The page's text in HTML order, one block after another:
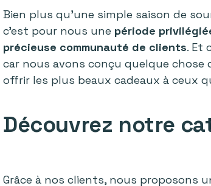
Bien plus qu'une simple saison de
c'est pour nous une période
précieuse communauté de clients. Et
car nous avons conçu quelque chose
offrir les plus beaux cadeaux à ceux
Découvrez notre
Grâce à nos clients, nous proposons